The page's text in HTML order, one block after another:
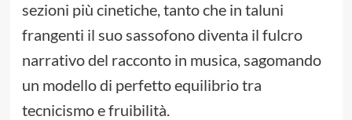
sezioni più cinetiche, tanto che in taluni
frangenti il suo sassofono diventa il fulcro
narrativo del racconto in musica, sagomando
un modello di perfetto equilibrio tra
tecnicismo e fruibilità.